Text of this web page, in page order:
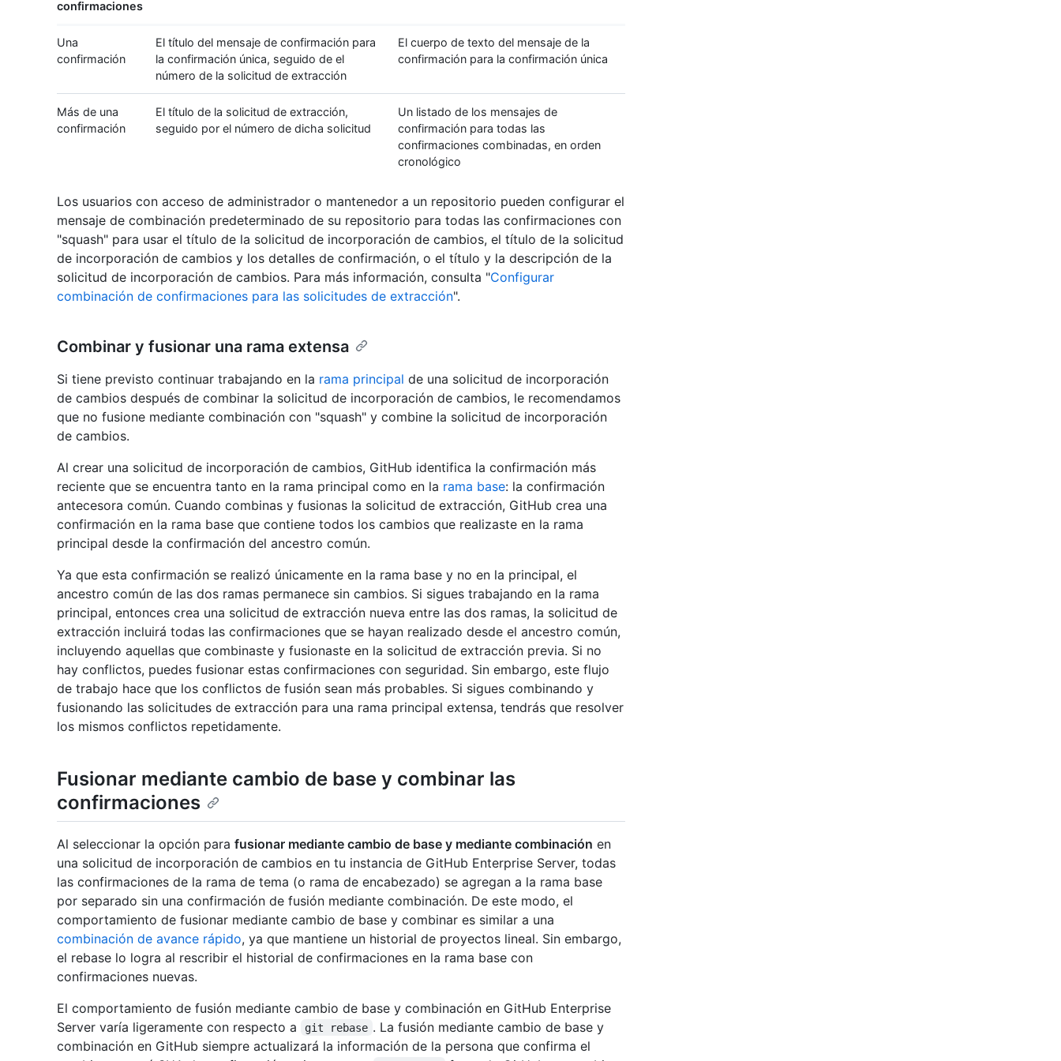
confirmaciones
Una
confirmación
El título del mensaje de confirmación para
la confirmación única, seguido de el
número de la solicitud de extracción
El cuerpo de texto del mensaje de la
confirmación para la confirmación única
Más de una
confirmación
El título de la solicitud de extracción,
seguido por el número de dicha solicitud
Un listado de los mensajes de
confirmación para todas las
confirmaciones combinadas, en orden
cronológico
Los usuarios con acceso de administrador o mantenedor a un repositorio pueden configurar el
mensaje de combinación predeterminado de su repositorio para todas las confirmaciones con
"squash" para usar el título de la solicitud de incorporación de cambios, el título de la solicitud
de incorporación de cambios y los detalles de confirmación, o el título y la descripción de la
solicitud de incorporación de cambios. Para más información, consulta "Configurar
combinación de confirmaciones para las solicitudes de extracción".
Combinar y fusionar una rama extensa
Si tiene previsto continuar trabajando en la rama principal de una solicitud de incorporación
de cambios después de combinar la solicitud de incorporación de cambios, le recomendamos
que no fusione mediante combinación con "squash" y combine la solicitud de incorporación
de cambios.
Al crear una solicitud de incorporación de cambios, GitHub identifica la confirmación más
reciente que se encuentra tanto en la rama principal como en la rama base: la confirmación
antecesora común. Cuando combinas y fusionas la solicitud de extracción, GitHub crea una
confirmación en la rama base que contiene todos los cambios que realizaste en la rama
principal desde la confirmación del ancestro común.
Ya que esta confirmación se realizó únicamente en la rama base y no en la principal, el
ancestro común de las dos ramas permanece sin cambios. Si sigues trabajando en la rama
principal, entonces crea una solicitud de extracción nueva entre las dos ramas, la solicitud de
extracción incluirá todas las confirmaciones que se hayan realizado desde el ancestro común,
incluyendo aquellas que combinaste y fusionaste en la solicitud de extracción previa. Si no
hay conflictos, puedes fusionar estas confirmaciones con seguridad. Sin embargo, este flujo
de trabajo hace que los conflictos de fusión sean más probables. Si sigues combinando y
fusionando las solicitudes de extracción para una rama principal extensa, tendrás que resolver
los mismos conflictos repetidamente.
Fusionar mediante cambio de base y combinar las
confirmaciones
Al seleccionar la opción para fusionar mediante cambio de base y mediante combinación en
una solicitud de incorporación de cambios en tu instancia de GitHub Enterprise Server, todas
las confirmaciones de la rama de tema (o rama de encabezado) se agregan a la rama base
por separado sin una confirmación de fusión mediante combinación. De este modo, el
comportamiento de fusionar mediante cambio de base y combinar es similar a una
combinación de avance rápido, ya que mantiene un historial de proyectos lineal. Sin embargo,
el rebase lo logra al rescribir el historial de confirmaciones en la rama base con
confirmaciones nuevas.
El comportamiento de fusión mediante cambio de base y combinación en GitHub Enterprise
Server varía ligeramente con respecto a
git rebase . La fusión mediante cambio de base y
combinación en GitHub siempre actualizará la información de la persona que confirma el